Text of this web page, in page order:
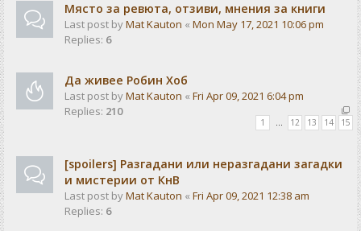
Място за ревюта, отзиви, мнения за книги
Last post byMat Kauton « Mon May 17, 2021 10:06 pm
Replies: 6
Да живее Робин Хоб
Last post byMat Kauton « Fri Apr 09, 2021 6:04 pm
Replies: 210
1 12 13 14 15
[spoilers] Разгадани или неразгадани загадки
и мистерии от КнВ
Last post byMat Kauton « Fri Apr 09, 2021 12:38 am
Replies: 6